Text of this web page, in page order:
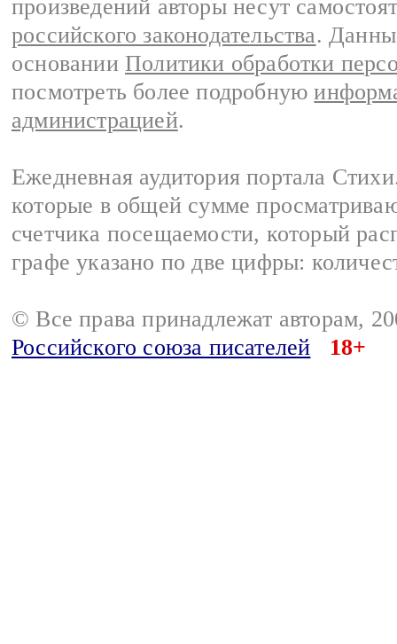
произведений авторы несут
российского законодательства.
основании Политики обработки
посмотреть более подробную
администрацией.
Ежедневная аудитория портала
которые в общей сумме
счетчика посещаемости, который
графе указано по две цифры:
© Все права принадлежат авторам,
Российского союза писателей
18+